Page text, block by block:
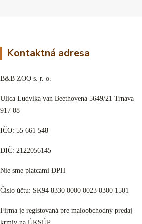
Kontaktná adresa
B&B ZOO s. r. o.
Ulica Ludvika van Beethovena 5649/21 Trnava
917 08
IČO: 55 661 548
DIČ: 2122056145
Nie sme platcami DPH
Číslo účtu: SK94 8330 0000 0023 0300 1501
Firma je registovaná pre maloobchodný predaj